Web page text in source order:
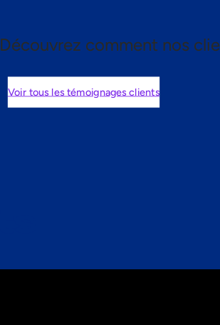
Découvrez comment nos
Voir tous les témoignages clients